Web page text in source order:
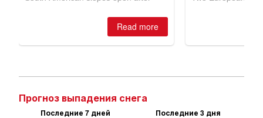
Прогноз выпадения снега
Последние 7 дней Последние 3 дня